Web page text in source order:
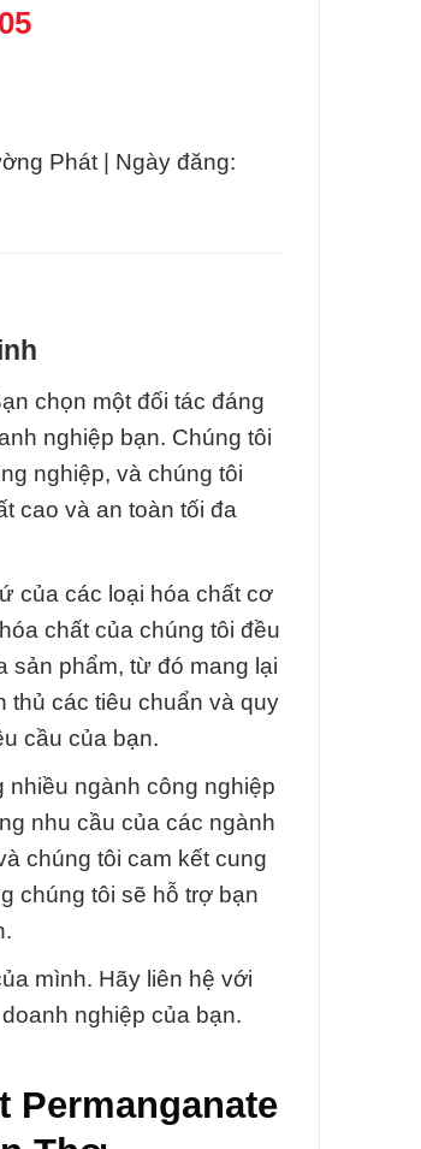
Phát | Ngày đăng:
chọn một đối tác đáng
nghiệp bạn. Chúng tôi
nghiệp, và chúng tôi
cao và an toàn tối đa
của các loại hóa chất cơ
chất của chúng tôi đều
sản phẩm, từ đó mang lại
thủ các tiêu chuẩn và quy
cầu của bạn.
nhiều ngành công nghiệp
nhu cầu của các ngành
chúng tôi cam kết cung
chúng tôi sẽ hỗ trợ bạn
mình. Hãy liên hệ với
nghiệp của bạn.